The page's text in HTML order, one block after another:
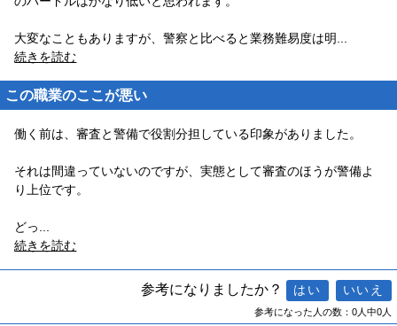
大変なこともありますが、警察と比べると業務難易度は明...
続きを読む
この職業のここが悪い
働く前は、審査と警備で役割分担している印象がありました。
それは間違っていないのですが、実態として審査のほうが警備よ
り上位です。
どっ...
続きを読む
参考になりましたか？
参考になった人の数：0人中0人